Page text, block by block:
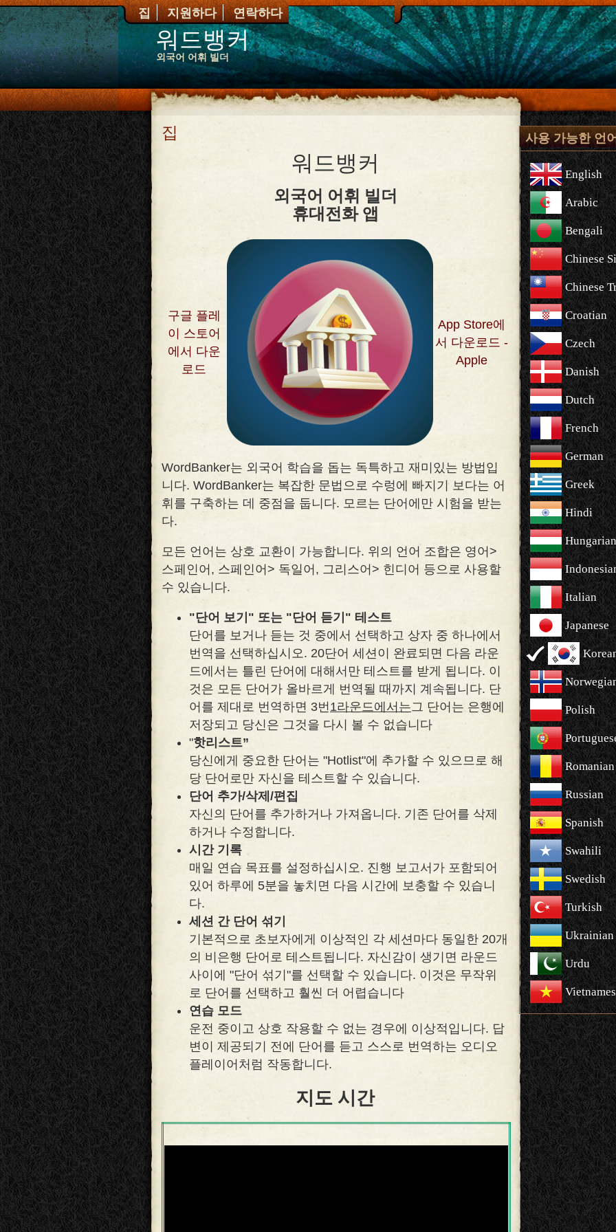
워드뱅커
외국어 어휘 빌더
집 지원하다 연락하다
집
워드뱅커
외국어 어휘 빌더
휴대전화 앱
구글 플레
이 스토어
에서 다운
로드
App Store에
서 다운로드 -
Apple
WordBanker는 외국어 학습을 돕는 독특하고 재미있는 방법입
니다. WordBanker는 복잡한 문법으로 수렁에 빠지기 보다는 어
휘를 구축하는 데 중점을 둡니다. 모르는 단어에만 시험을 받는
다.
모든 언어는 상호 교환이 가능합니다. 위의 언어 조합은 영어>
스페인어, 스페인어> 독일어, 그리스어> 힌디어 등으로 사용할
수 있습니다.
"단어 보기" 또는 "단어 듣기" 테스트
단어를 보거나 듣는 것 중에서 선택하고 상자 중 하나에서
번역을 선택하십시오. 20단어 세션이 완료되면 다음 라운
드에서는 틀린 단어에 대해서만 테스트를 받게 됩니다. 이
것은 모든 단어가 올바르게 번역될 때까지 계속됩니다. 단
어를 제대로 번역하면 3번 1라운드에서는 그 단어는 은행에
저장되고 당신은 그것을 다시 볼 수 없습니다
"핫리스트”
당신에게 중요한 단어는 "Hotlist"에 추가할 수 있으므로 해
당 단어로만 자신을 테스트할 수 있습니다.
단어 추가/삭제/편집
자신의 단어를 추가하거나 가져옵니다. 기존 단어를 삭제
하거나 수정합니다.
시간 기록
매일 연습 목표를 설정하십시오. 진행 보고서가 포함되어
있어 하루에 5분을 놓치면 다음 시간에 보충할 수 있습니
다.
세션 간 단어 섞기
기본적으로 초보자에게 이상적인 각 세션마다 동일한 20개
의 비은행 단어로 테스트됩니다. 자신감이 생기면 라운드
사이에 "단어 섞기"를 선택할 수 있습니다. 이것은 무작위
로 단어를 선택하고 훨씬 더 어렵습니다
연습 모드
운전 중이고 상호 작용할 수 없는 경우에 이상적입니다. 답
변이 제공되기 전에 단어를 듣고 스스로 번역하는 오디오
플레이어처럼 작동합니다.
지도 시간
사용 가능한 언
English
Arabic
Bengali
Chinese
Chinese
Croatian
Czech
Danish
Dutch
French
German
Greek
Hindi
Hungarian
Italian
Japanese
Polish
Romanian
Russian
Spanish
Swahili
Swedish
Turkish
Ukrainian
Urdu